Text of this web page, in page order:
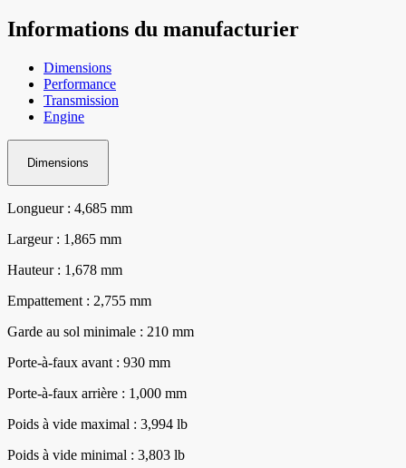
Informations du manufacturier
Dimensions
Performance
Transmission
Engine
Dimensions
Longueur : 4,685 mm
Largeur : 1,865 mm
Hauteur : 1,678 mm
Empattement : 2,755 mm
Garde au sol minimale : 210 mm
Porte-à-faux avant : 930 mm
Porte-à-faux arrière : 1,000 mm
Poids à vide maximal : 3,994 lb
Poids à vide minimal : 3,803 lb